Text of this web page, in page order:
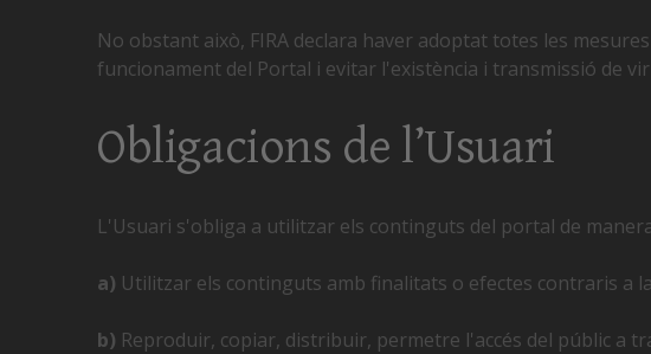
No obstant això, FIRA declara haver adoptat totes les
funcionament del Portal i evitar l'existència i transmissió de
Obligacions de l’Usuari
L'Usuari s'obliga a utilitzar els continguts del portal de
a) Utilitzar els continguts amb finalitats o efectes contraris a
b) Reproduir, copiar, distribuir, permetre l'accés del públic a